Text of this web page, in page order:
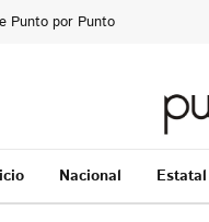
Punto por Punto
Nacional Estatal